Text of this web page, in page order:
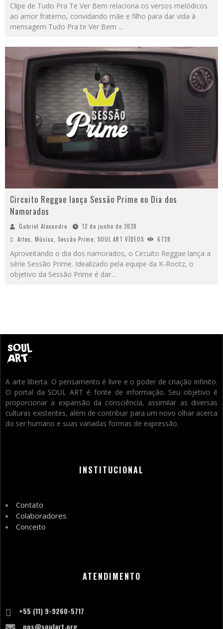
Clipe de Tudo Pra Te Ver Bem relaciona os versos melódicos
ao amor fraterno, convidando mãe e filho para dar vida à
mensagem Tudo Pra te Ver Bem ...
Circuito Reggae lança Sessão Prime no Dia dos
Namorados
Gabriel Alexandre
12 de junho de 2020
Artes
Música Sessão Prime SOUL ART VÍDEOS 6728
Aproveitando o dia dos namorados, o Circuito Reggae lança a
série Sessão Prime. Idealizado pela equipe da K-Rootz, o
objetivo da Sessão Prime é dar...
A arte liberta. O pensamento é livre e o poder de criação infinito.
O portal da SOUL ART é fonte de informação. Seu objetivo é
proporcionar a expansão da consciência, assimilar as diversas
culturas existentes, além de contribuir para um novo olhar acerca
do ser humano e suas variadas formas de expressão.
INSTITUCIONAL
Contato
Colaboradores
Conceito
ATENDIMENTO
+55 (11) 9-9260-5717
nos@soulart.org